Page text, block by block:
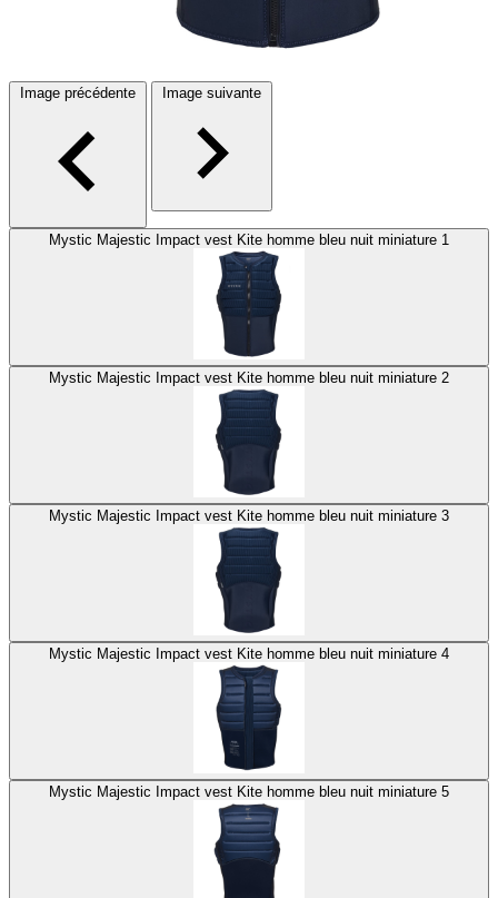
Image précédente Image suivante
Mystic Majestic Impact vest Kite homme bleu nuit miniature 1
Mystic Majestic Impact vest Kite homme bleu nuit miniature 2
Mystic Majestic Impact vest Kite homme bleu nuit miniature 3
Mystic Majestic Impact vest Kite homme bleu nuit miniature 4
Mystic Majestic Impact vest Kite homme bleu nuit miniature 5